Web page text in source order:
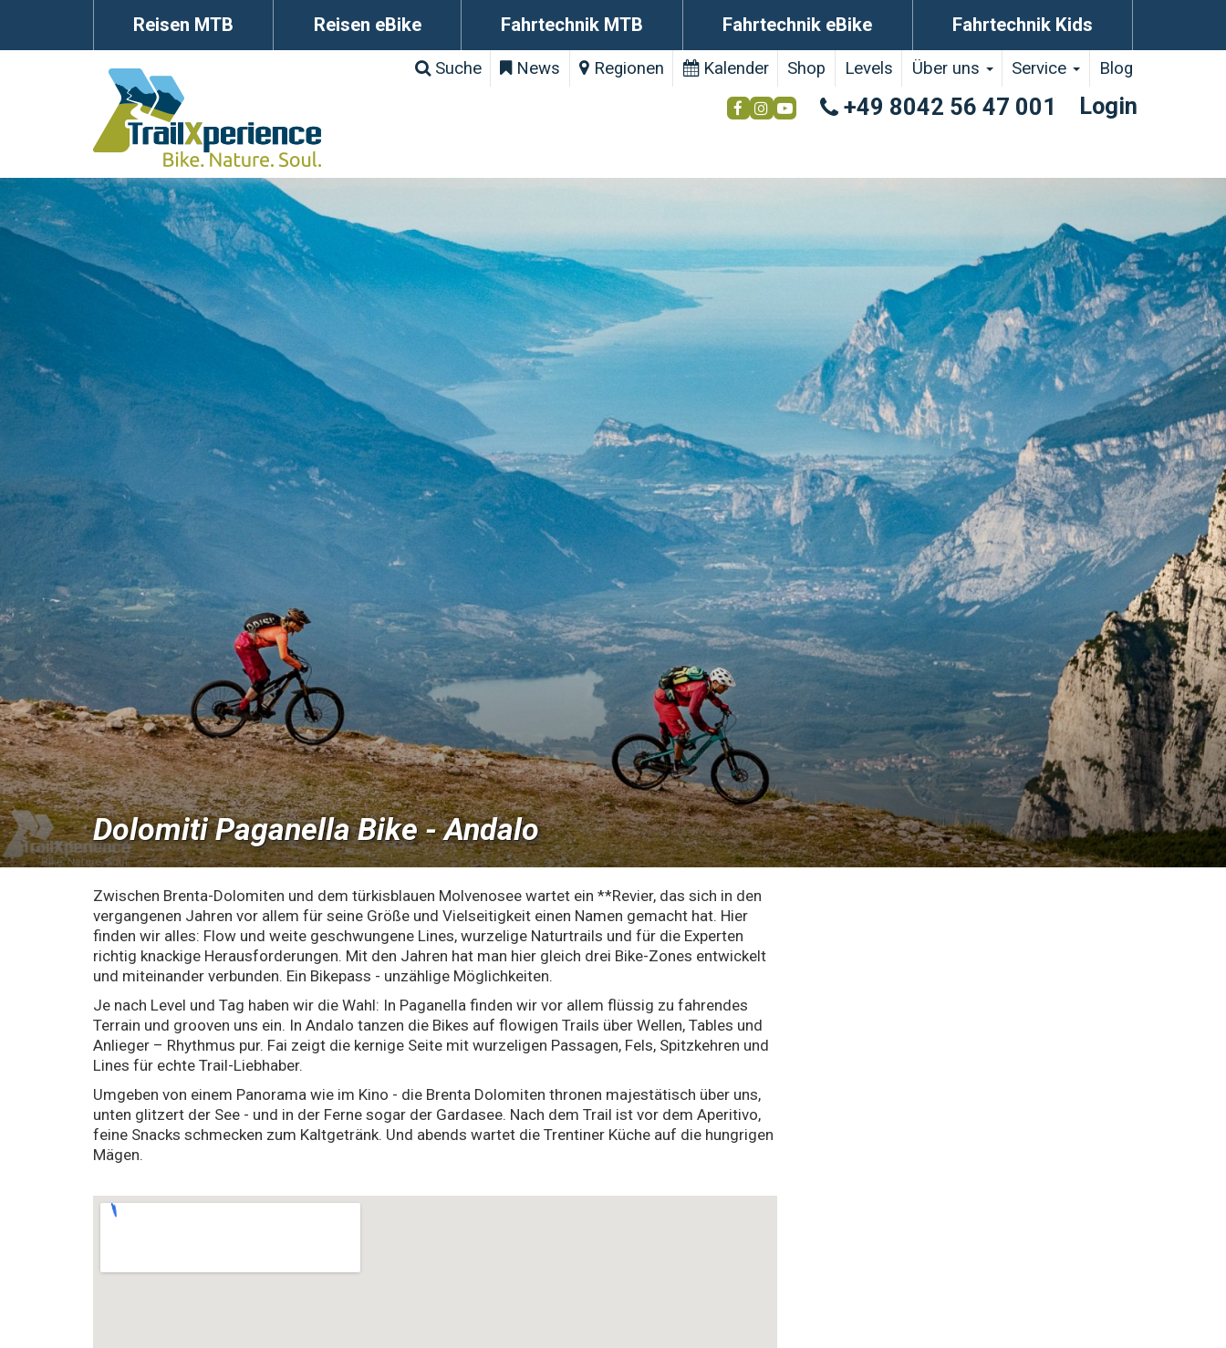
Reisen MTB Reisen eBike Fahrtechnik MTB Fahrtechnik eBike Fahrtechnik Kids
Suche News Regionen Kalender Shop Levels Über uns Service Blog
Login
+49 8042 56 47 001
Dolomiti Paganella Bike - Andalo
Zwischen Brenta-Dolomiten und dem türkisblauen Molvenosee wartet ein **Revier, das sich in den
vergangenen Jahren vor allem für seine Größe und Vielseitigkeit einen Namen gemacht hat. Hier
finden wir alles: Flow und weite geschwungene Lines, wurzelige Naturtrails und für die Experten
richtig knackige Herausforderungen. Mit den Jahren hat man hier gleich drei Bike-Zones entwickelt
und miteinander verbunden. Ein Bikepass - unzählige Möglichkeiten.
Je nach Level und Tag haben wir die Wahl: In Paganella finden wir vor allem flüssig zu fahrendes
Terrain und grooven uns ein. In Andalo tanzen die Bikes auf flowigen Trails über Wellen, Tables und
Anlieger – Rhythmus pur. Fai zeigt die kernige Seite mit wurzeligen Passagen, Fels, Spitzkehren und
Lines für echte Trail-Liebhaber.
Umgeben von einem Panorama wie im Kino - die Brenta Dolomiten thronen majestätisch über uns,
unten glitzert der See - und in der Ferne sogar der Gardasee. Nach dem Trail ist vor dem Aperitivo,
feine Snacks schmecken zum Kaltgetränk. Und abends wartet die Trentiner Küche auf die hungrigen
Mägen.